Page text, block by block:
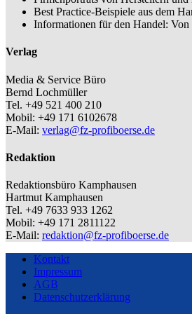
Best Practice-Beispiele aus dem
Informationen für den Handel:
Verlag
Media & Service Büro
Bernd Lochmüller
Tel. +49 521 400 210
Mobil: +49 171 6102678
E-Mail: verlag@fz-profiboerse.de
Redaktion
Redaktionsbüro Kamphausen
Hartmut Kamphausen
Tel. +49 7633 933 1262
Mobil: +49 171 2811122
E-Mail: redaktion@fz-profiboerse.de
Kontakt
Impressum
AGB
Datenschutzerklärung